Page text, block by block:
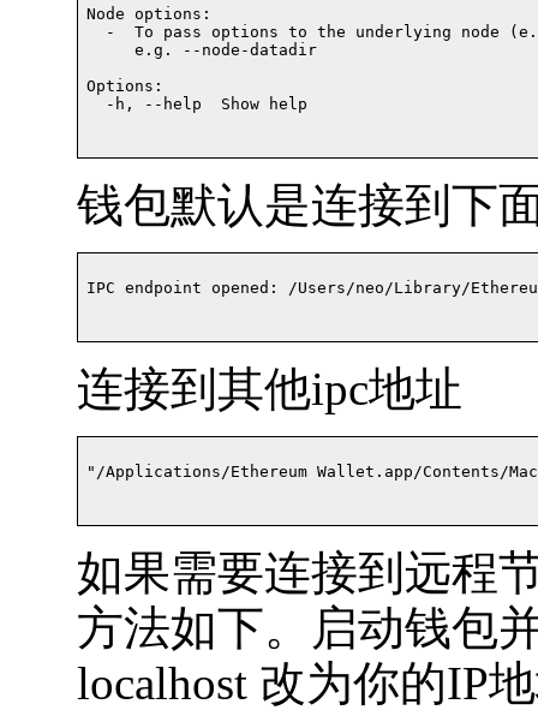
Node options:
-  To pass options to the underlying node
     e.g. --node-datadir
Options:
-h, --help  Show help
钱包默认是连接到下
IPC endpoint opened: /Users/neo/Library/
连接到其他ipc地址
"/Applications/Ethereum Wallet.app/Contents/
如果需要连接到远程
方法如下。启动钱包
localhost 改为你的IP